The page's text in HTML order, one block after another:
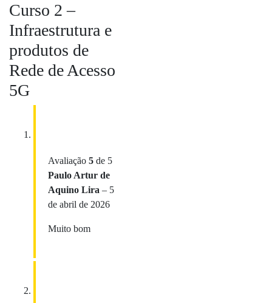
Curso 2 –
Infraestrutura e
produtos de
Rede de Acesso
5G
Avaliação 5 de 5
Paulo Artur de
Aquino Lira – 5
de abril de 2026
Muito bom